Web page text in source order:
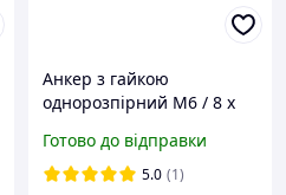
Анкер з гайкою
однорозпірний M6 / 8 х
Готово до відправки
5.0 (1)